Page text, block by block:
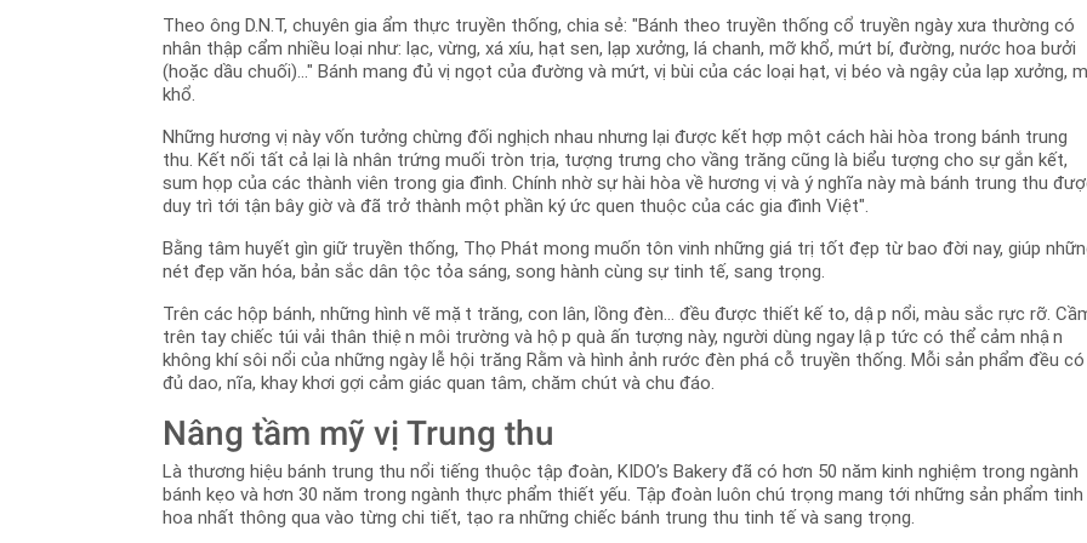
Theo ông D.N.T, chuyên gia ẩm thực truyền thống, chia sẻ: "Bánh theo truyền thống cổ truyền ngày xưa thường có
nhân thập cẩm nhiều loại như: lạc, vừng, xá xíu, hạt sen, lạp xưởng, lá chanh, mỡ khổ, mứt bí, đường, nước hoa bưởi
(hoặc dầu chuối)..." Bánh mang đủ vị ngọt của đường và mứt, vị bùi của các loại hạt, vị béo và ngậy của lạp xưởng,
khổ.
Những hương vị này vốn tưởng chừng đối nghịch nhau nhưng lại được kết hợp một cách hài hòa trong bánh trung
thu. Kết nối tất cả lại là nhân trứng muối tròn trịa, tượng trưng cho vầng trăng cũng là biểu tượng cho sự gắn kết,
sum họp của các thành viên trong gia đình. Chính nhờ sự hài hòa về hương vị và ý nghĩa này mà bánh trung thu
duy trì tới tận bây giờ và đã trở thành một phần ký ức quen thuộc của các gia đình Việt".
Bằng tâm huyết gìn giữ truyền thống, Thọ Phát mong muốn tôn vinh những giá trị tốt đẹp từ bao đời nay, giúp
nét đẹp văn hóa, bản sắc dân tộc tỏa sáng, song hành cùng sự tinh tế, sang trọng.
Trên các hộp bánh, những hình vẽ mặt trăng, con lân, lồng đèn… đều được thiết kế to, dập nổi, màu sắc rực rỡ.
trên tay chiếc túi vải thân thiện môi trường và hộp quà ấn tượng này, người dùng ngay lập tức có thể cảm nhận
không khí sôi nổi của những ngày lễ hội trăng Rằm và hình ảnh rước đèn phá cỗ truyền thống. Mỗi sản phẩm đều có
đủ dao, nĩa, khay khơi gợi cảm giác quan tâm, chăm chút và chu đáo.
Nâng tầm mỹ vị Trung thu
Là thương hiệu bánh trung thu nổi tiếng thuộc tập đoàn, KIDO’s Bakery đã có hơn 50 năm kinh nghiệm trong ngành
bánh kẹo và hơn 30 năm trong ngành thực phẩm thiết yếu. Tập đoàn luôn chú trọng mang tới những sản phẩm tinh
hoa nhất thông qua vào từng chi tiết, tạo ra những chiếc bánh trung thu tinh tế và sang trọng.